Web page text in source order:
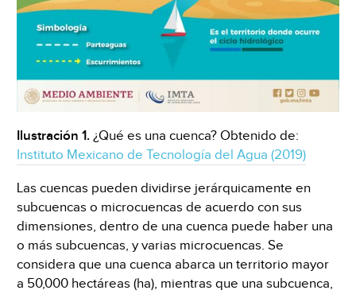
Ilustración 1. ¿Qué es una cuenca? Obtenido de:
Instituto Mexicano de Tecnología del Agua (2019)
Las cuencas pueden dividirse jerárquicamente en
subcuencas o microcuencas de acuerdo con sus
dimensiones, dentro de una cuenca puede haber una
o más subcuencas, y varias microcuencas. Se
considera que una cuenca abarca un territorio mayor
a 50,000 hectáreas (ha), mientras que una subcuenca,